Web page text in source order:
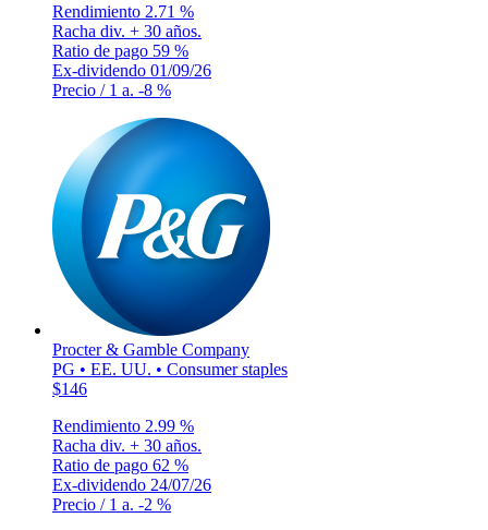
Rendimiento 2.71 %
Racha div. + 30 años.
Ratio de pago 59 %
Ex-dividendo 01/09/26
Precio / 1 a. -8 %
Procter & Gamble Company
PG • EE. UU. • Consumer staples
$146
Rendimiento 2.99 %
Racha div. + 30 años.
Ratio de pago 62 %
Ex-dividendo 24/07/26
Precio / 1 a. -2 %